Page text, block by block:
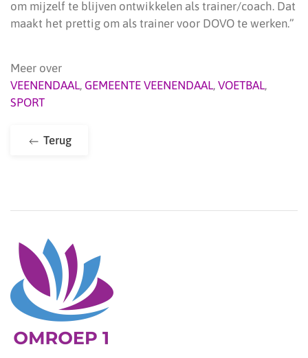
om mijzelf te blijven ontwikkelen als trainer/coach. Dat
maakt het prettig om als trainer voor DOVO te werken.”
Meer over
VEENENDAAL, GEMEENTE VEENENDAAL, VOETBAL,
SPORT
Terug